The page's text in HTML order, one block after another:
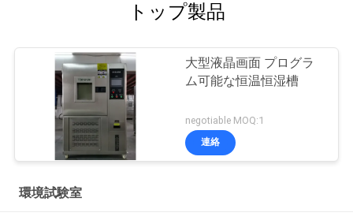
トップ製品
大型液晶画面 プログラ
ム可能な恒温恒湿槽
negotiable MOQ:1
連絡
環境試験室